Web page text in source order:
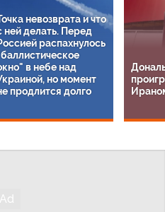
невозврата и что
ней делать. Перед
распахнулось
в небе над
но момент
продлится долго